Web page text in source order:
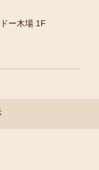
ー木場 1F